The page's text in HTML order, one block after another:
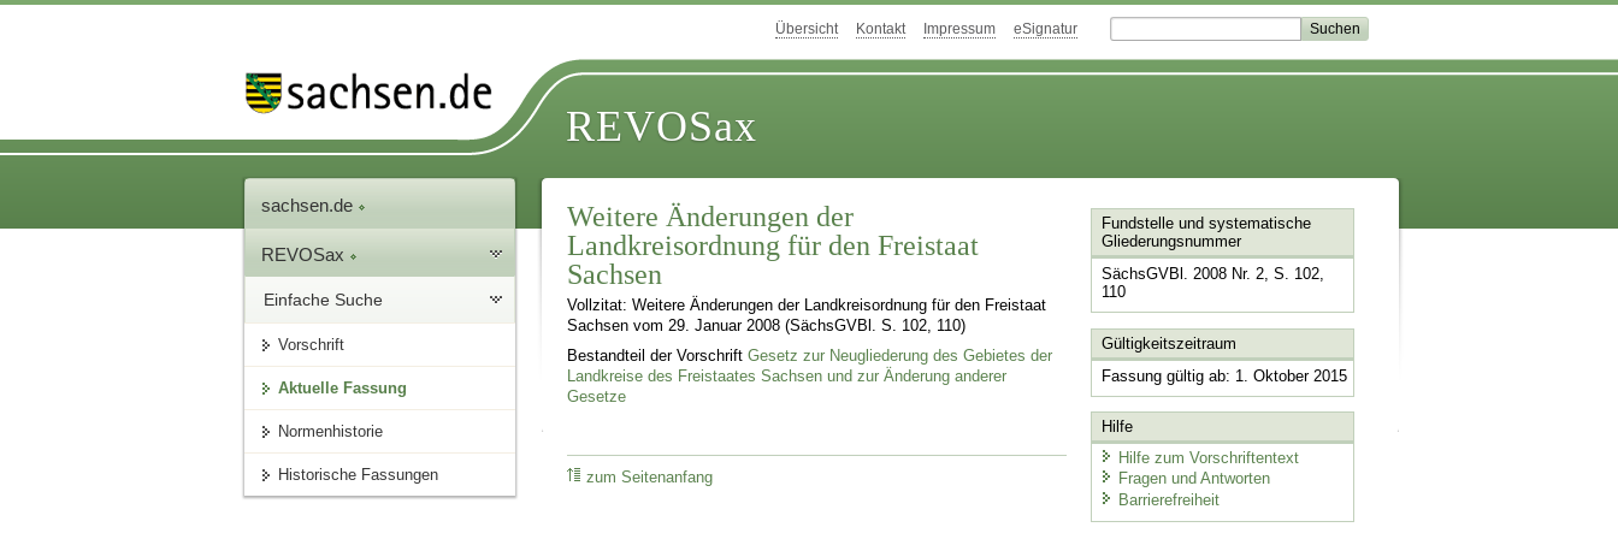
Übersicht Kontakt Impressum eSignatur
REVOSax
sachsen.de
REVOSax
Einfache Suche
Vorschrift
Aktuelle Fassung
Normenhistorie
Historische Fassungen
Weitere Änderungen der
Landkreisordnung für den Freistaat
Sachsen
Vollzitat: Weitere Änderungen der Landkreisordnung für den Freistaat
Sachsen vom 29. Januar 2008 (SächsGVBl. S. 102, 110)
Bestandteil der VorschriftGesetz zur Neugliederung des Gebietes der
Landkreise des Freistaates Sachsen und zur Änderung anderer
Gesetze
zum Seitenanfang
Fundstelle und systematische
Gliederungsnummer
SächsGVBl. 2008 Nr. 2, S. 102,
110
Gültigkeitszeitraum
Fassung gültig ab: 1. Oktober 2015
Hilfe
Hilfe zum Vorschriftentext
Fragen und Antworten
Barrierefreiheit